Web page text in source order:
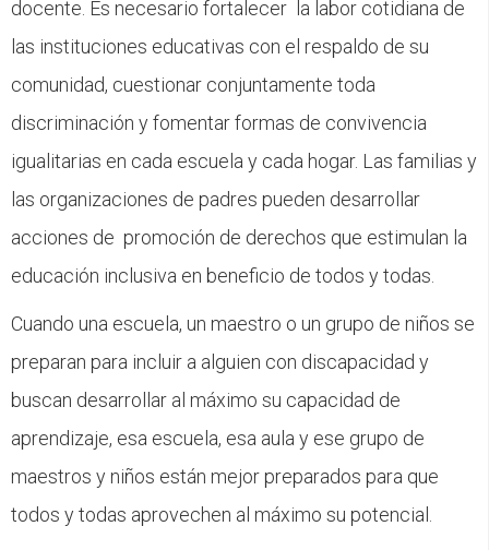
docente. Es necesario fortalecer la labor cotidiana de
las instituciones educativas con el respaldo de su
comunidad, cuestionar conjuntamente toda
discriminación y fomentar formas de convivencia
igualitarias en cada escuela y cada hogar. Las familias y
las organizaciones de padres pueden desarrollar
acciones de promoción de derechos que estimulan la
educación inclusiva en beneficio de todos y todas.
Cuando una escuela, un maestro o un grupo de niños se
preparan para incluir a alguien con discapacidad y
buscan desarrollar al máximo su capacidad de
aprendizaje, esa escuela, esa aula y ese grupo de
maestros y niños están mejor preparados para que
todos y todas aprovechen al máximo su potencial.